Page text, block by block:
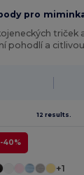
pro
triček
pohodlí a
12 results.
-40%
+1